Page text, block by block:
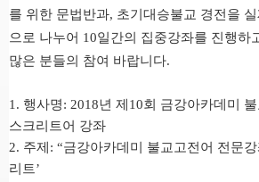
를 위한 문법반과, 초기대승불교 경전을
으로 나누어 10일간의 집중강좌를 진행하
많은 분들의 참여 바랍니다.
1. 행사명: 2018년 제10회 금강아카데미
스크리트어 강좌
2. 주제: “금강아카데미 불교고전어 전문
리트’